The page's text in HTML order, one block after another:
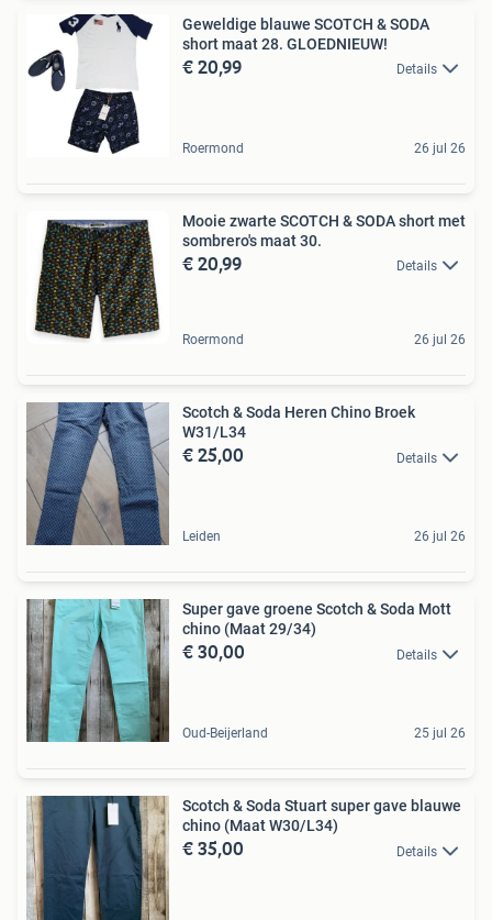
Geweldige blauwe SCOTCH & SODA
short maat 28. GLOEDNIEUW!
€ 20,99 Details
Roermond 26 jul 26
Mooie zwarte SCOTCH & SODA short met
sombrero's maat 30.
€ 20,99 Details
Roermond 26 jul 26
Scotch & Soda Heren Chino Broek
W31/L34
€ 25,00 Details
Leiden 26 jul 26
Super gave groene Scotch & Soda Mott
chino (Maat 29/34)
€ 30,00 Details
Oud-Beijerland 25 jul 26
Scotch & Soda Stuart super gave blauwe
chino (Maat W30/L34)
€ 35,00 Details